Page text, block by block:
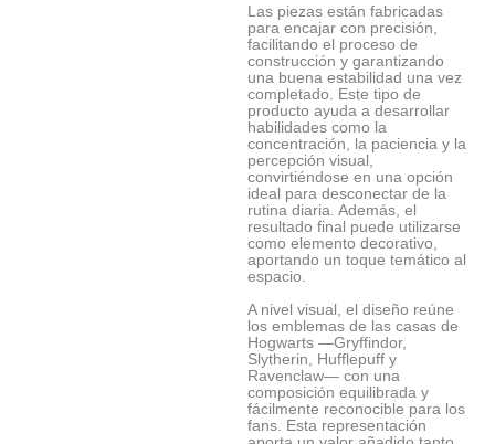
Las piezas están fabricadas
para encajar con precisión,
facilitando el proceso de
construcción y garantizando
una buena estabilidad una vez
completado. Este tipo de
producto ayuda a desarrollar
habilidades como la
concentración, la paciencia y la
percepción visual,
convirtiéndose en una opción
ideal para desconectar de la
rutina diaria. Además, el
resultado final puede utilizarse
como elemento decorativo,
aportando un toque temático al
espacio.
A nivel visual, el diseño reúne
los emblemas de las casas de
Hogwarts —Gryffindor,
Slytherin, Hufflepuff y
Ravenclaw— con una
composición equilibrada y
fácilmente reconocible para los
fans. Esta representación